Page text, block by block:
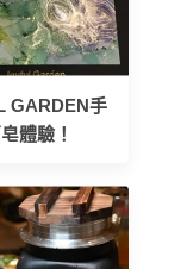
GARDEN手
體驗！